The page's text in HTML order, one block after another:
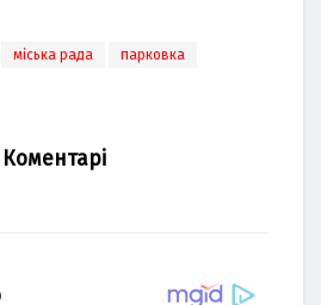
міська рада парковка
Коментарі